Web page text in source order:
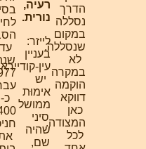
הדרך
נסללה
במקום
שנסללה.
במקרה
הוקמה
דווקא
המצודה.
רעיה,
נורית.
לייזר:
בעניין
עין-קודייראת,
יש
אימוּת
ממושל
סיני
שהיה
שם,
בסיס
לחינוך
עד
שנת
1977
עברו
כ-
4,400
חניכים
את